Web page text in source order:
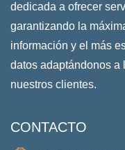
dedicada a ofrecer
garantizando la
información y el más
datos adaptándonos a
nuestros clientes.
CONTACTO